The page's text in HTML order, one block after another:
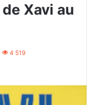
Xavi au
4 519